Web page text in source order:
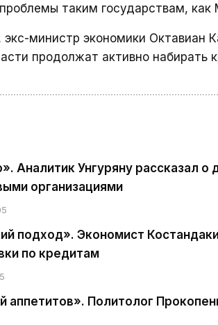
таким государствам,
экс-министр экономики Октавиан
продолжат активно набирать
Аналитик Унгуряну рассказал
организациями
подход». Экономист
по кредитам
аппетитов». Политолог